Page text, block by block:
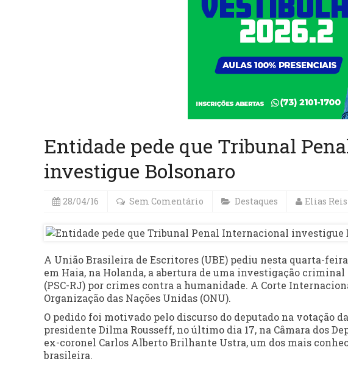
Entidade pede que Tribunal
investigue Bolsonaro
28/04/16 Sem Comentário Destaques Elias Reis
A União Brasileira de Escritores (UBE) pediu nesta quarta-
em Haia, na Holanda, a abertura de uma investigação
(PSC-RJ) por crimes contra a humanidade. A Corte
Organização das Nações Unidas (ONU).
O pedido foi motivado pelo discurso do deputado na votação
presidente Dilma Rousseff, no último dia 17, na Câmara dos
ex-coronel Carlos Alberto Brilhante Ustra, um dos mais
brasileira.